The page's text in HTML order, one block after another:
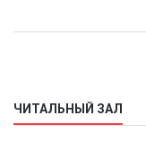
ЧИТАЛЬНЫЙ ЗАЛ